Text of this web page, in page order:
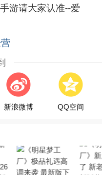
游请大家认准--爱
新浪微博 QQ空间